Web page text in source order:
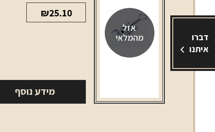
דברו
איתנו
אזל
מהמלאי
₪25.10
מידע נוסף